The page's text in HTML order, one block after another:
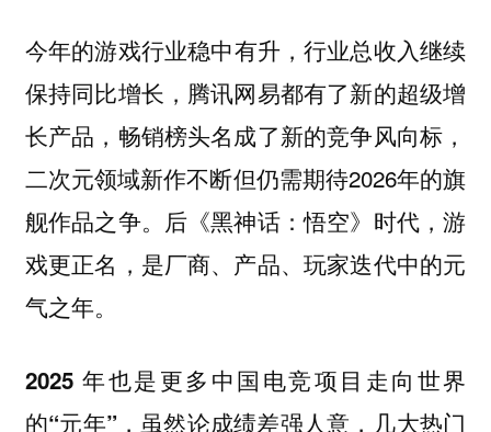
今年的游戏行业稳中有升，行业总收入继续
保持同比增长，腾讯网易都有了新的超级增
长产品，畅销榜头名成了新的竞争风向标，
二次元领域新作不断但仍需期待2026年的旗
舰作品之争。后《黑神话：悟空》时代，游
戏更正名，是厂商、产品、玩家迭代中的元
气之年。
2025 年也是更多中国电竞项目走向世界
的“元年”，虽然论成绩差强人意，几大热门